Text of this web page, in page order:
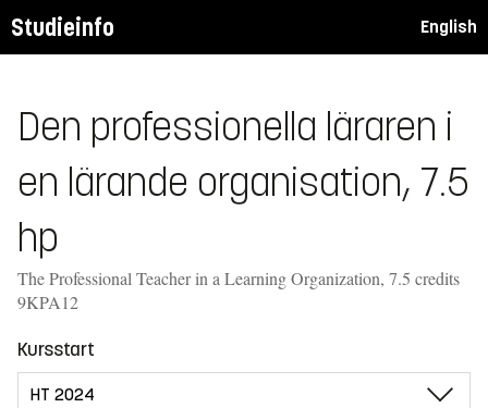
Studieinfo English
Den professionella läraren i
en lärande organisation, 7.5
hp
The Professional Teacher in a Learning Organization, 7.5 credits
9KPA12
Kursstart